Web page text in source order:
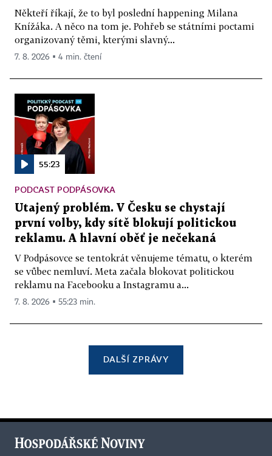
Někteří říkají, že to byl poslední happening Milana
Knížáka. A něco na tom je. Pohřeb se státními poctami
organizovaný těmi, kterými slavný...
7. 8. 2026 ▪ 4 min. čtení
55:23
PODCAST PODPÁSOVKA
Utajený problém. V Česku se chystají
první volby, kdy sítě blokují politickou
reklamu. A hlavní oběť je nečekaná
V Podpásovce se tentokrát věnujeme tématu, o kterém
se vůbec nemluví. Meta začala blokovat politickou
reklamu na Facebooku a Instagramu a...
7. 8. 2026 ▪ 55:23 min.
DALŠÍ ZPRÁVY